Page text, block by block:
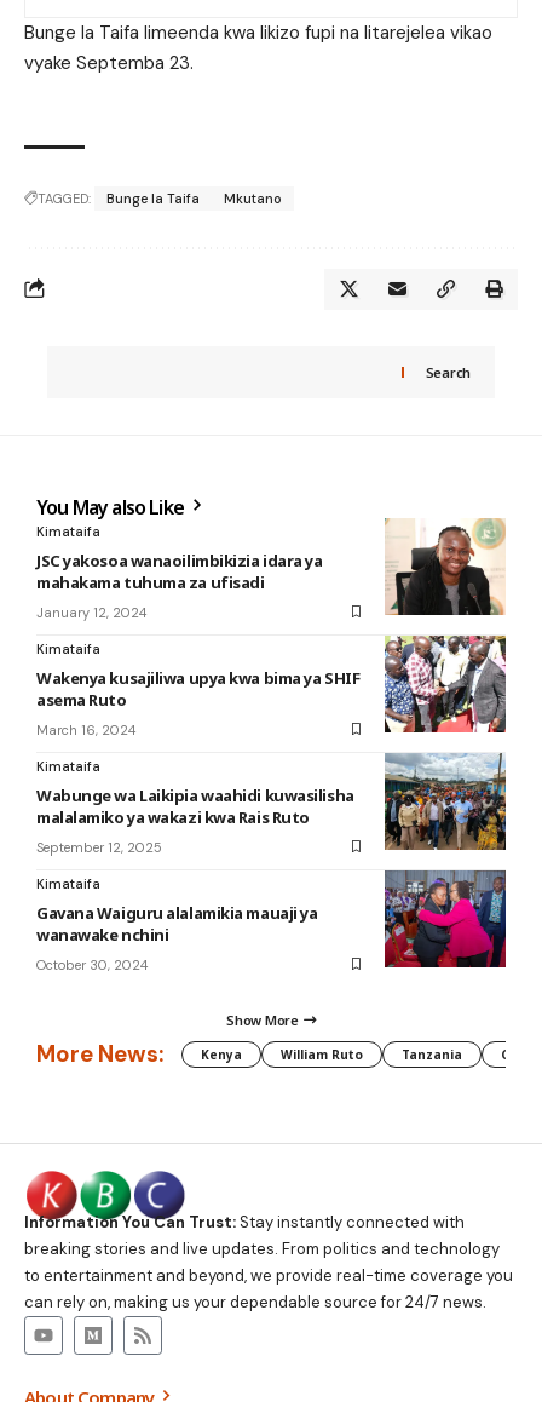
Bunge la Taifa limeenda kwa likizo fupi na litarejelea vikao
vyake Septemba 23.
TAGGED: Bunge la Taifa Mkutano
Search
You May also Like
Kimataifa
JSC yakosoa wanaoilimbikizia idara ya
mahakama tuhuma za ufisadi
January 12, 2024
Kimataifa
Wakenya kusajiliwa upya kwa bima ya SHIF
asema Ruto
March 16, 2024
Kimataifa
Wabunge wa Laikipia waahidi kuwasilisha
malalamiko ya wakazi kwa Rais Ruto
September 12, 2025
Kimataifa
Gavana Waiguru alalamikia mauaji ya
wanawake nchini
October 30, 2024
Show More
More News: Kenya William Ruto Tanzania CAF
Information You Can Trust:Stay instantly connected with
breaking stories and live updates. From politics and technology
to entertainment and beyond, we provide real-time coverage you
can rely on, making us your dependable source for 24/7 news.